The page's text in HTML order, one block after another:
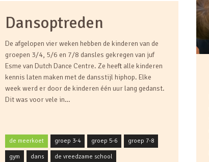
Dansoptreden
De afgelopen vier weken hebben de kinderen van de
groepen 3/4, 5/6 en 7/8 dansles gekregen van juf
Esme van Dutch Dance Centre. Ze heeft alle kinderen
kennis laten maken met de dansstijl hiphop. Elke
week werd er door de kinderen één uur lang gedanst.
Dit was voor vele in…
de meerkoet groep 3-4 groep 5-6 groep 7-8
gym dans de vreedzame school